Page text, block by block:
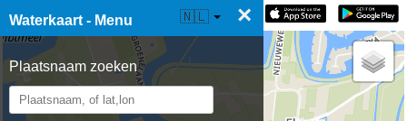
Waterkaart - Menu ×
Plaatsnaam zoeken
☰ Waterkaart Live 🇳🇱